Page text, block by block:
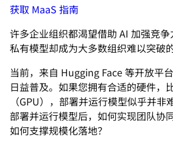
获取 MaaS 指南
许多企业组织都渴望借助 AI 加强竞
私有模型却成为大多数组织难以突破
当前，来自 Hugging Face 等开放平
日益普及。如果您拥有合适的硬件，
（GPU），部署并运行模型似乎并非
部署并运行模型后，如何实现团队协
如何支撑规模化落地？